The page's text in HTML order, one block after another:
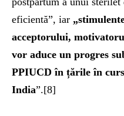
eficientă”, iar „
acceptorului,
vor aduce un progres
PPIUCD în țările în
India”.[8]